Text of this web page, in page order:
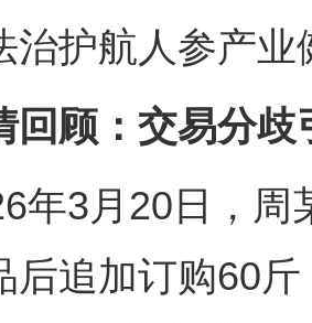
治护航人参产
顾：交易分歧
3月20日，周
后追加订购60